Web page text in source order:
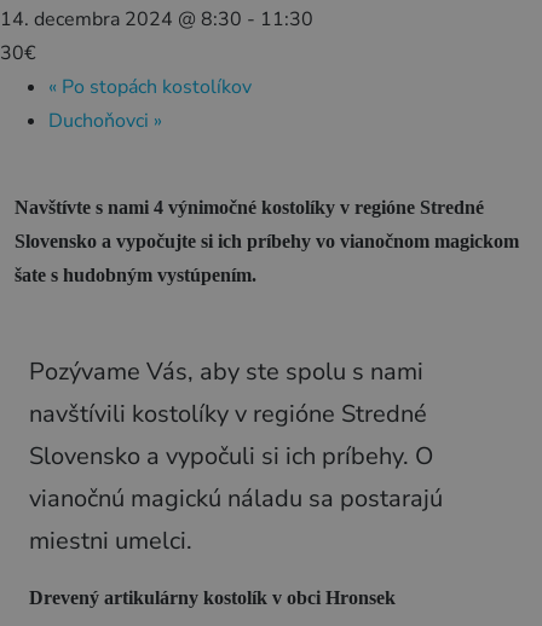
Zážitky
História a kultúra
Gastronómia
Ubytovanie
Zážitky na Strednom Slovensku
3 veci, ktoré ste o Kremnici pravdepodobne
nevedeli (a ako ju zažiť úplne inak!)
MÚZPAS = 8 kultúrnych zážitkov s 1 pasom
Riders Park Donovaly
14. decembra 2024 @ 8:30 - 11:30
30€
« Po stopách kostolíkov
Duchoňovci »
Navštívte s nami 4 výnimočné kostolíky v regióne Stredné
Slovensko a vypočujte si ich príbehy vo vianočnom magickom
šate s hudobným vystúpením.
Pozývame Vás, aby ste spolu s nami
navštívili kostolíky v regióne Stredné
Slovensko a vypočuli si ich príbehy. O
vianočnú magickú náladu sa postarajú
miestni umelci.
Drevený artikulárny kostolík v obci Hronsek